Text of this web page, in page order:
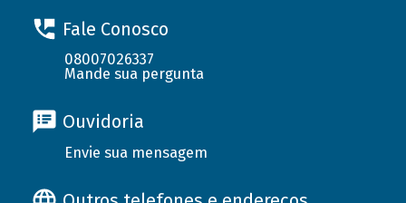
Fale Conosco
08007026337
Mande sua pergunta
Ouvidoria
Envie sua mensagem